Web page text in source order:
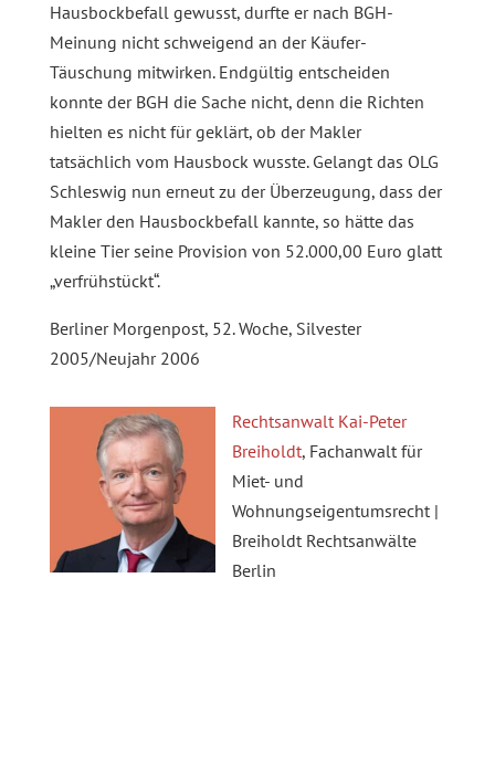
Hausbockbefall gewusst, durfte er nach BGH-
Meinung nicht schweigend an der Käufer-
Täuschung mitwirken. Endgültig entscheiden
konnte der BGH die Sache nicht, denn die Richten
hielten es nicht für geklärt, ob der Makler
tatsächlich vom Hausbock wusste. Gelangt das OLG
Schleswig nun erneut zu der Überzeugung, dass der
Makler den Hausbockbefall kannte, so hätte das
kleine Tier seine Provision von 52.000,00 Euro glatt
„verfrühstückt“.
Berliner Morgenpost, 52. Woche, Silvester
2005/Neujahr 2006
Rechtsanwalt Kai-Peter
Breiholdt, Fachanwalt für
Miet- und
Wohnungseigentumsrecht |
Breiholdt Rechtsanwälte
Berlin